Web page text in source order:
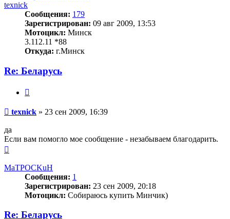
texnick
Сообщения: 179
Зарегистрирован: 09 авг 2009, 13:53
Мотоцикл: Минск
3.112.11 *88
Откуда: г.Минск
Re: Беларусь
Сообщение
texnick » 23 сен 2009, 16:39
да
Если вам помогло мое сообщение - незабываем благодарить.
началу
MaTPOCKuH
Сообщения: 1
Зарегистрирован: 23 сен 2009, 20:18
Мотоцикл: Собираюсь купить Минчик)
Re: Беларусь